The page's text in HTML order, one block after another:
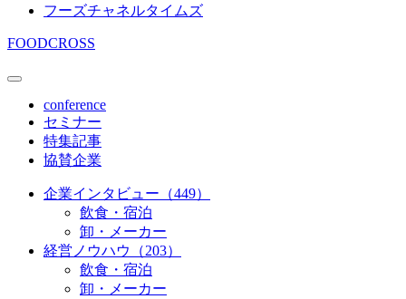
フーズチャネルタイムズ
FOODCROSS
conference
セミナー
特集記事
協賛企業
企業インタビュー（449）
飲食・宿泊
卸・メーカー
経営ノウハウ（203）
飲食・宿泊
卸・メーカー